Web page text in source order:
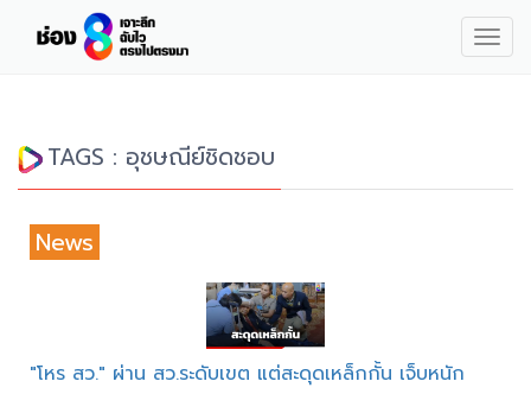
TAGS : อุชษณีย์ชิดชอบ
News
"โหร สว." ผ่าน สว.ระดับเขต แต่สะดุดเหล็กกั้น เจ็บหนัก